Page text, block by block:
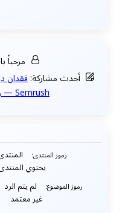
مرحباً
أحدث مشاركة:فقدان
Semrush — وش ممكن يكون السبب؟
رموز المنتدى:
يحتوي
رموز الموضوع: لم يتم الرد
غير معتمد